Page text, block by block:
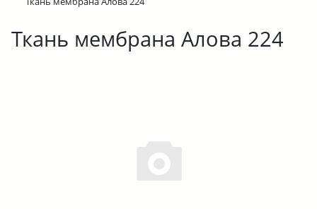
Ткань мембрана Алова 224